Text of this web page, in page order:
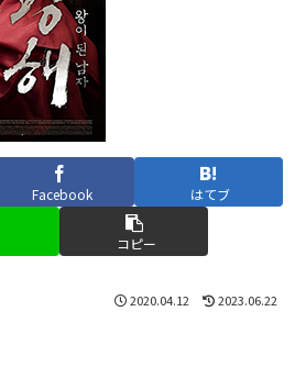
Facebook はてブ
コピー
2020.04.12 2023.06.22